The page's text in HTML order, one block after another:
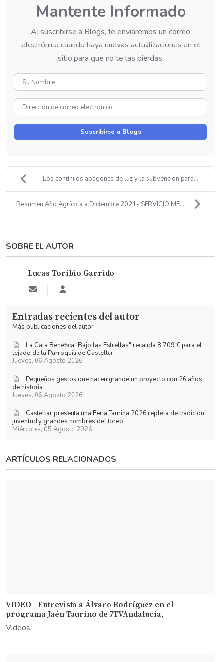
Mantente Informado
Al suscribirse a Blogs, te enviaremos un correo
electrónico cuando haya nuevas actualizaciones en el
sitio para que no te las pierdas.
Nombre
Dirección
de
correo
Suscribirse a Blogs
Los continuos apagones de luz y la subvención para...
Resumen Año Agrícola a Diciembre 2021- SERVICIO ME...
SOBRE EL AUTOR
Lucas Toribio Garrido
Suscribirse
las
actualizaciones
Garrido
Entradas recientes del autor
Más publicaciones del autor
Jueves, 06 Agosto 2026
La Gala Benéfica "Bajo las Estrellas" recauda 8.709 € para el
tejado de la Parroquia de Castellar
Jueves, 06 Agosto 2026
Pequeños gestos que hacen grande un proyecto con 26 años
de historia
Miércoles, 05 Agosto 2026
​Castellar presenta una Feria Taurina 2026 repleta de tradición,
juventud y grandes nombres del toreo
ARTÍCULOS RELACIONADOS
VIDEO - Entrevista a Álvaro Rodríguez en el
programa Jaén Taurino de 7TVAndalucía,
Videos